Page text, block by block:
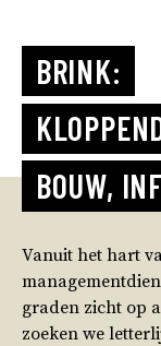
BRINK:
BOUW,
Vanuit het hart
graden zicht op
zoeken we